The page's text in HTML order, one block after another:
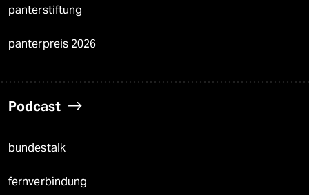
panterstiftung
panterpreis 2026
Podcast
bundestalk
fernverbindung